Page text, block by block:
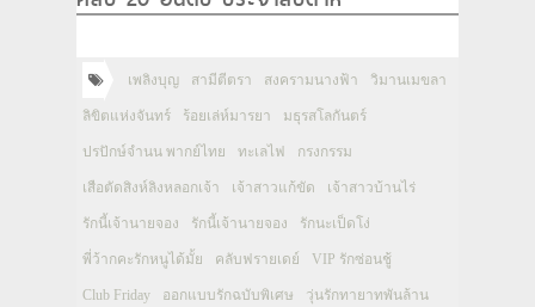
เพลิงบุญ สามีตีตรา สงครามนางฟ้า วิมานเมขลา
ลิขิตแห่งจันทร์ ร้อยเล่ห์มารยา มธุรสโลกันตร์
ปรปักษ์จำนน พากย์ไทย ทะเลไฟ กรงกรรม
เสือตัดสิงห์ลิงหลอกเจ้า เจ้าสาวแก้ขัด เจ้าสาวบ้านไร่
รักนี้เจ้านายจอง รักนี้เจ้านายจอง รักนะเป็ดโง่
พี่ว้ากคะรักหนูได้มั้ย คลับฟรายเดย์ VIP รักซ่อนชู้
Club Friday ออกแบบรักฉบับพิเศษ วุ่นรักทายาทพันล้าน